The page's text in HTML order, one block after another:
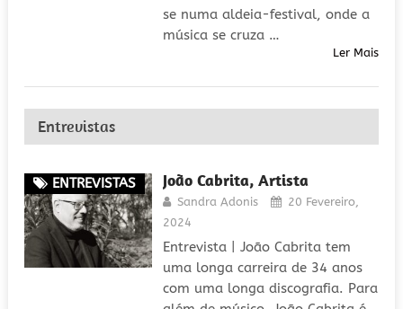
se numa aldeia-festival, onde a
música se cruza …
Ler Mais
Entrevistas
ENTREVISTAS João Cabrita, Artista
Sandra Adonis
20 Fevereiro,
2024
Entrevista | João Cabrita tem
uma longa carreira de 34 anos
com uma longa discografia. Para